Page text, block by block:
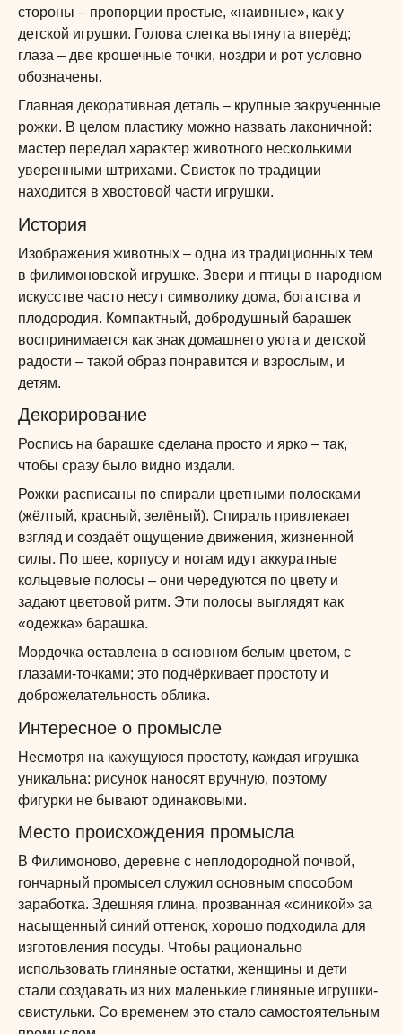
стороны – пропорции простые, «наивные», как у
детской игрушки. Голова слегка вытянута вперёд;
глаза – две крошечные точки, ноздри и рот условно
обозначены.
Главная декоративная деталь – крупные закрученные
рожки. В целом пластику можно назвать лаконичной:
мастер передал характер животного несколькими
уверенными штрихами. Свисток по традиции
находится в хвостовой части игрушки.
История
Изображения животных – одна из традиционных тем
в филимоновской игрушке. Звери и птицы в народном
искусстве часто несут символику дома, богатства и
плодородия. Компактный, добродушный барашек
воспринимается как знак домашнего уюта и детской
радости – такой образ понравится и взрослым, и
детям.
Декорирование
Роспись на барашке сделана просто и ярко – так,
чтобы сразу было видно издали.
Рожки расписаны по спирали цветными полосками
(жёлтый, красный, зелёный). Спираль привлекает
взгляд и создаёт ощущение движения, жизненной
силы. По шее, корпусу и ногам идут аккуратные
кольцевые полосы – они чередуются по цвету и
задают цветовой ритм. Эти полосы выглядят как
«одежка» барашка.
Мордочка оставлена в основном белым цветом, с
глазами-точками; это подчёркивает простоту и
доброжелательность облика.
Интересное о промысле
Несмотря на кажущуюся простоту, каждая игрушка
уникальна: рисунок наносят вручную, поэтому
фигурки не бывают одинаковыми.
Место происхождения промысла
В Филимоново, деревне с неплодородной почвой,
гончарный промысел служил основным способом
заработка. Здешняя глина, прозванная «синикой» за
насыщенный синий оттенок, хорошо подходила для
изготовления посуды. Чтобы рационально
использовать глиняные остатки, женщины и дети
стали создавать из них маленькие глиняные игрушки-
свистульки. Со временем это стало самостоятельным